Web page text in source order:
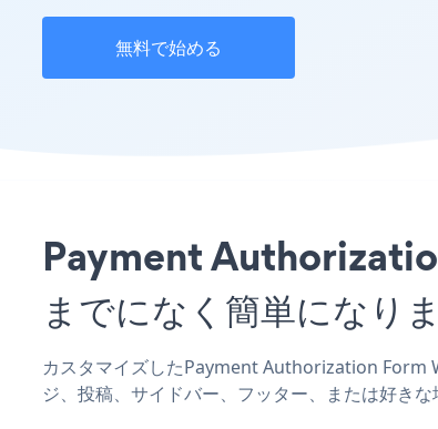
無料で始める
Payment
までになく簡単になり
カスタマイズしたPayment Authorization Form
ジ、投稿、サイドバー、フッター、または好きな